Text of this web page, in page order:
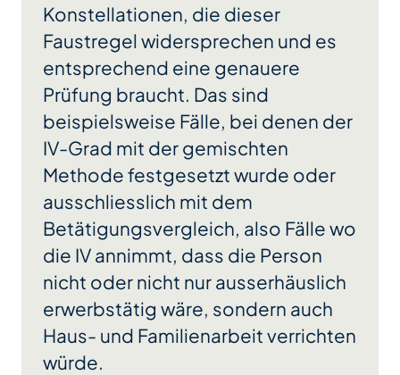
Konstellationen, die dieser
Faustregel widersprechen und es
entsprechend eine genauere
Prüfung braucht. Das sind
beispielsweise Fälle, bei denen der
IV-Grad mit der gemischten
Methode festgesetzt wurde oder
ausschliesslich mit dem
Betätigungsvergleich, also Fälle wo
die IV annimmt, dass die Person
nicht oder nicht nur ausserhäuslich
erwerbstätig wäre, sondern auch
Haus- und Familienarbeit verrichten
würde.